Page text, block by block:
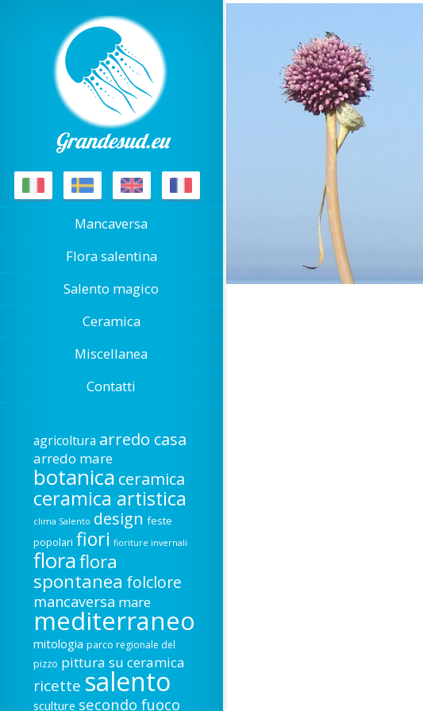
Mancaversa
Flora salentina
Salento magico
Ceramica
Miscellanea
Contatti
agricoltura arredo casa
arredo mare
botanica ceramica
ceramica artistica
clima Salento design feste
popolari fiori fioriture invernali
floraflora
spontanea folclore
mancaversa mare
mediterraneo
mitologia parco regionale del
pizzo pittura su ceramica
ricette salento
sculture secondo fuoco